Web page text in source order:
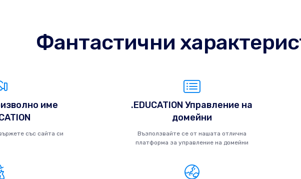
Фантастични
име
със сайта си
.EDUCATION Управление на
домейни
Възползвайте се от нашата отлична
платформа за управление на домейни